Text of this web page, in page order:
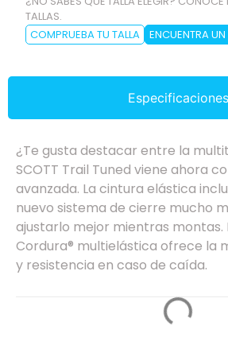
TALLAS.
COMPRUEBA TU TALLA
ENCUENTRA
Especificaciones
¿Te gusta destacar entre la
SCOTT Trail Tuned viene ahora
avanzada. La cintura elástica
nuevo sistema de cierre mucho
ajustarlo mejor mientras montas.
Cordura® multielástica ofrece la
y resistencia en caso de caída.